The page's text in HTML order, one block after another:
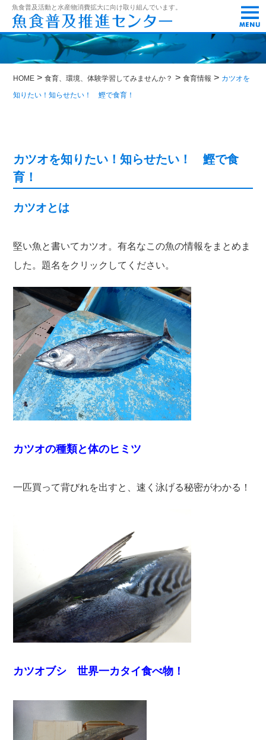
魚食普及活動と水産物消費拡大に向け取り組んでいます。
t
o
g
g
e
HOME >食育、環境、体験学習してみませんか？ >食育情報 > カツオを
知りたい！知らせたい！ 鰹で食育！
カツオを知りたい！知らせたい！ 鰹で食
育！
カツオとは
堅い魚と書いてカツオ。有名なこの魚の情報をまとめま
した。題名をクリックしてください。
カツオの種類と体のヒミツ
一匹買って背びれを出すと、速く泳げる秘密がわかる！
カツオブシ 世界一カタイ食べ物！